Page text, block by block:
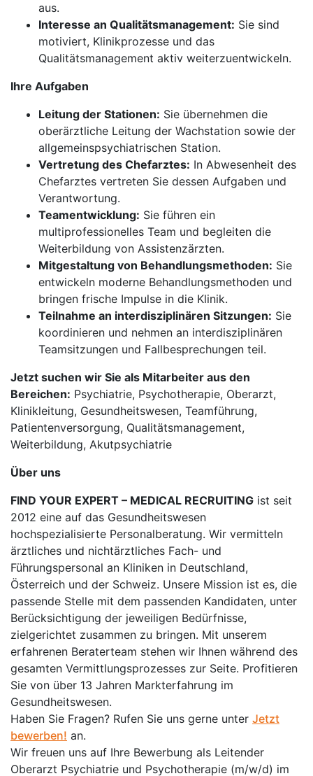
aus.
Interesse an Qualitätsmanagement: Sie sind
motiviert, Klinikprozesse und das
Qualitätsmanagement aktiv weiterzuentwickeln.
Ihre Aufgaben
Leitung der Stationen: Sie übernehmen die
oberärztliche Leitung der Wachstation sowie der
allgemeinspsychiatrischen Station.
Vertretung des Chefarztes: In Abwesenheit des
Chefarztes vertreten Sie dessen Aufgaben und
Verantwortung.
Teamentwicklung: Sie führen ein
multiprofessionelles Team und begleiten die
Weiterbildung von Assistenzärzten.
Mitgestaltung von Behandlungsmethoden: Sie
entwickeln moderne Behandlungsmethoden und
bringen frische Impulse in die Klinik.
Teilnahme an interdisziplinären Sitzungen: Sie
koordinieren und nehmen an interdisziplinären
Teamsitzungen und Fallbesprechungen teil.
Jetzt suchen wir Sie als Mitarbeiter aus den
Bereichen: Psychiatrie, Psychotherapie, Oberarzt,
Klinikleitung, Gesundheitswesen, Teamführung,
Patientenversorgung, Qualitätsmanagement,
Weiterbildung, Akutpsychiatrie
Über uns
FIND YOUR EXPERT – MEDICAL RECRUITING ist seit
2012 eine auf das Gesundheitswesen
hochspezialisierte Personalberatung. Wir vermitteln
ärztliches und nichtärztliches Fach- und
Führungspersonal an Kliniken in Deutschland,
Österreich und der Schweiz. Unsere Mission ist es, die
passende Stelle mit dem passenden Kandidaten, unter
Berücksichtigung der jeweiligen Bedürfnisse,
zielgerichtet zusammen zu bringen. Mit unserem
erfahrenen Beraterteam stehen wir Ihnen während des
gesamten Vermittlungsprozesses zur Seite. Profitieren
Sie von über 13 Jahren Markterfahrung im
Gesundheitswesen.
Haben Sie Fragen? Rufen Sie uns gerne unter Jetzt
bewerben! an.
Wir freuen uns auf Ihre Bewerbung als Leitender
Oberarzt Psychiatrie und Psychotherapie (m/w/d) im